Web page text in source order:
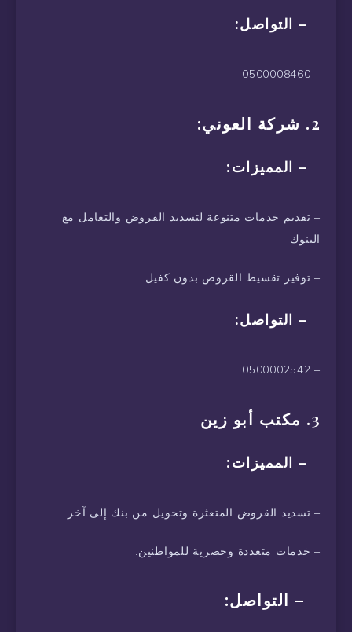
– التواصل:
– 0500008460
2. شركة العوني:
– المميزات:
– تقديم خدمات متنوعة لتسديد القروض والتعامل مع
البنوك.
– توفير تقسيط القروض بدون كفيل.
– التواصل:
– 0500002542
3. مكتب أبو زين
– المميزات:
– تسديد القروض المتعثرة وتحويل من بنك إلى آخر.
– خدمات متعددة وحصرية للمواطنين.
– التواصل: